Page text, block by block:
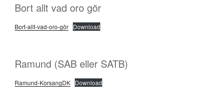
Bort allt vad oro gör
Bort-allt-vad-oro-gör Download
Ramund (SAB eller SATB)
Ramund-KorsangDK Download